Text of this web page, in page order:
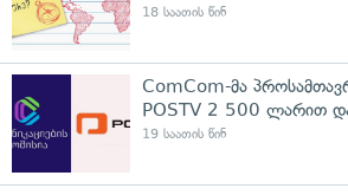
18 საათის წინ
ComCom-მა
POSTV 2 500 ლარით
19 საათის წინ